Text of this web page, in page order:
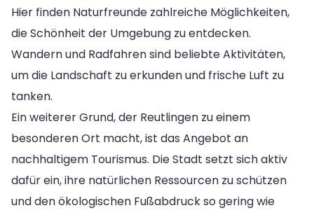
Hier finden Naturfreunde zahlreiche Möglichkeiten,
die Schönheit der Umgebung zu entdecken.
Wandern und Radfahren sind beliebte Aktivitäten,
um die Landschaft zu erkunden und frische Luft zu
tanken.
Ein weiterer Grund, der Reutlingen zu einem
besonderen Ort macht, ist das Angebot an
nachhaltigem Tourismus. Die Stadt setzt sich aktiv
dafür ein, ihre natürlichen Ressourcen zu schützen
und den ökologischen Fußabdruck so gering wie